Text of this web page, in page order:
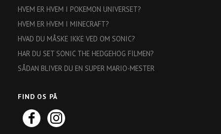
HVEM ER HVEM I POKEMON UNIVERSET?
HVEM ER HVEM I MINECRAFT?
HVAD DU MÅSKE IKKE VED OM SONIC?
HAR DU SET SONIC THE HEDGEHOG FILMEN?
SÅDAN BLIVER DU EN SUPER MARIO-MESTER
FIND OS PÅ